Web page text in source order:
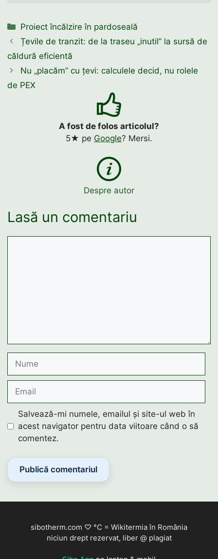
Categorii
Proiect încălzire în pardoseală
Țevile de tranzit: de la traseu „inutil” la sursă de
căldură eficientă
Nu „placăm” cu țevi: calculele decid, nu rolele
de PEX
A fost de folos articolul?
5★ pe Google? Mersi.
Despre autor
Lasă un comentariu
Nume
Email
Salvează-mi numele, emailul și site-ul web în
acest navigator pentru data viitoare când o să
comentez.
sibotherm.com ♡ °C = Wikitermia în România
niciun drept rezervat, liber @ plagiat